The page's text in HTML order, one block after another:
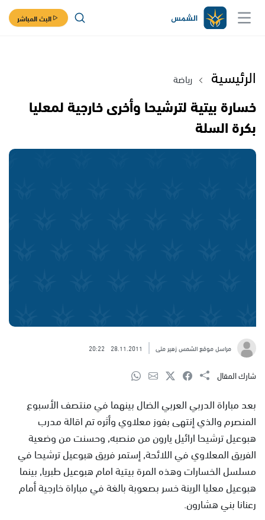
البث المباشر
الرئيسية رياضة
خسارة بيتية لترشيحا وأخرى خارجية لمعليا
بكرة السلة
مراسل موقع الشمس زهير متى 28.11.2011
20:22
شارك المقال
بعد مباراة الدربي العربي الضال بينهما في منتصف الأسبوع
المنصرم والذي إنتهى بفوز معلاوي وأثره تم اقالة مدرب
هبوعيل ترشيحا ارائيل يارون من منصبه, وحسنت من وضعية
الفريق المعلاوي في اللائحة, إستمر فريق هبوعيل ترشيحا في
مسلسل الخسارات وهذه المرة بيتية امام هبوعيل طبريا, بينما
هبوعيل معليا الرينة خسر بصعوبة بالغة في مباراة خارجية أمام
رعنانا بني هشارون.